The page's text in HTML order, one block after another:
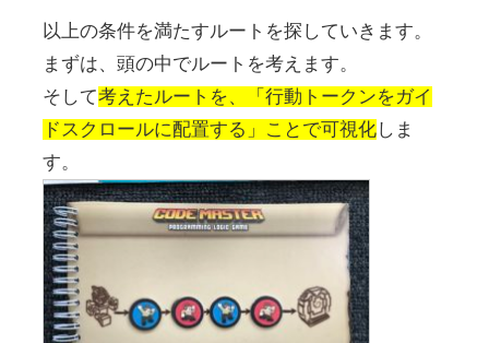
以上の条件を満たすルートを探していきます。
まずは、頭の中でルートを考えます。
そして考えたルートを、「行動トークンをガイ
ドスクロールに配置する」ことで可視化しま
す。